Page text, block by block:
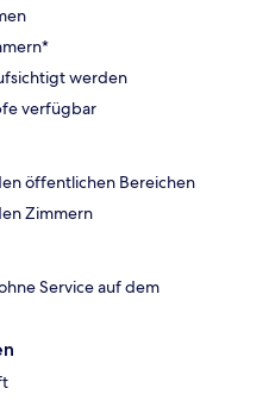
werden
verfügbar
öffentlichen Bereichen
Zimmern
Service auf dem